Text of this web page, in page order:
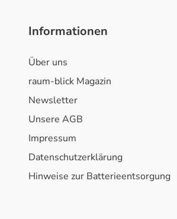
Informationen
Über uns
raum-blick Magazin
Newsletter
Unsere AGB
Impressum
Datenschutzerklärung
Hinweise zur Batterieentsorgung